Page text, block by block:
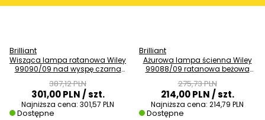
Brilliant
Wisząca lampa ratanowa Wiley
99090/09 nad wyspę czarna
387,12 PLN
301,00 PLN/ szt.
Najniższa cena: 301,57 PLN
Dostępne
Brilliant
Ażurowa lampa ścienna Wiley
99088/09 ratanowa beżowa
275,73 PLN
214,00 PLN/ szt.
Najniższa cena: 214,79 PLN
Dostępne